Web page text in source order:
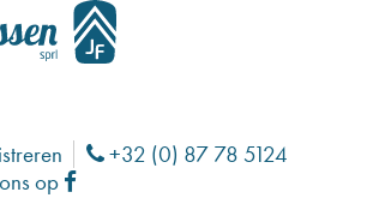
Phone
+32 (0) 87 78 5124
op Facebook